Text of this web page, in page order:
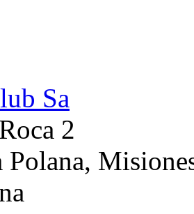
Sa
2
Polana,